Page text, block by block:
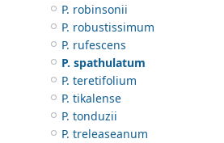
P. robinsonii
P. robustissimum
P. rufescens
P. spathulatum
P. teretifolium
P. tikalense
P. tonduzii
P. treleaseanum